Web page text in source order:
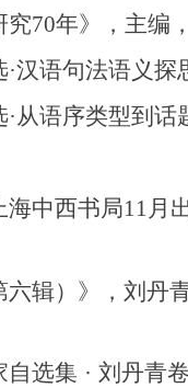
年》，主编，
语句法语义探
语序类型到话
西书局11月出
）》，刘丹青
集 · 刘丹青卷